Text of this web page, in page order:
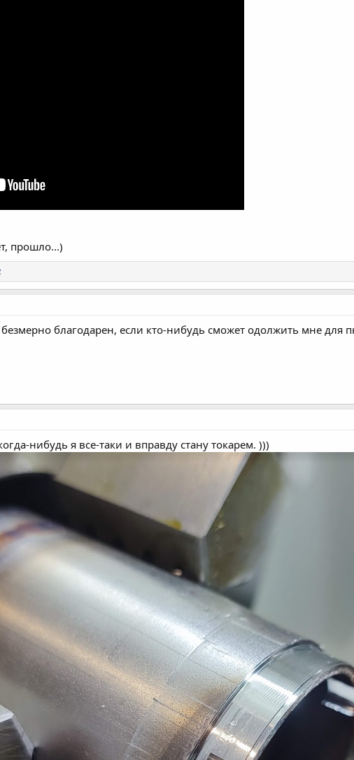
прошло...)
благодарен, если кто-нибудь сможет одолжить мне
нибудь я все-таки и вправду стану токарем. )))